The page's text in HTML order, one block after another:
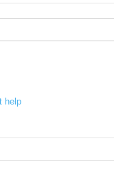
help